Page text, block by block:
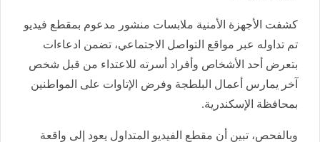
كشفت الأجهزة الأمنية ملابسات منشور مدعوم بمقطع فيديو
تم تداوله عبر مواقع التواصل الاجتماعي، تضمن ادعاءات
بتعرض أحد الأشخاص وأفراد أسرته للاعتداء من قبل شخص
آخر يمارس أعمال البلطجة وفرض الإتاوات على المواطنين
بمحافظة الإسكندرية.
وبالفحص، تبين أن مقطع الفيديو المتداول يعود إلى واقعة